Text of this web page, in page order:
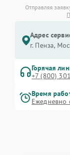
Отправляя
Адрес
г. Пенза,
Горячая
+7 (800)
Время
Ежедневно